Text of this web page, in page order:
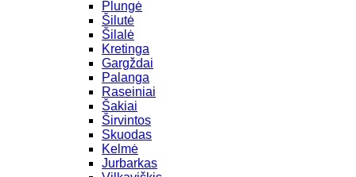
Plungė
Šilutė
Šilalė
Kretinga
Gargždai
Palanga
Raseiniai
Šakiai
Širvintos
Skuodas
Kelmė
Jurbarkas